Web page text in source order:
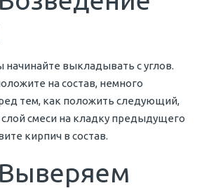
выкладывать с углов.
на состав, немного
тем, как положить следующий,
смеси на кладку предыдущего
кирпич в состав.